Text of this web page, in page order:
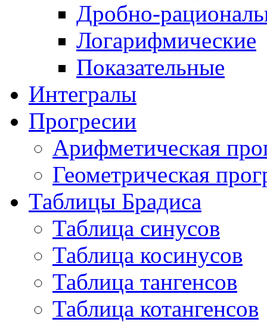
Дробно-
Логарифмические
Показательные
Интегралы
Прогресии
Арифметическая
Геометрическая
Таблицы Брадиса
Таблица синусов
Таблица косинусов
Таблица тангенсов
Таблица котангенсов